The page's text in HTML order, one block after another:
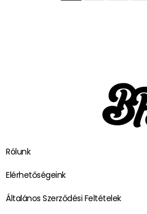
Rólunk
Elérhetőségeink
Általános Szerződési Feltételek